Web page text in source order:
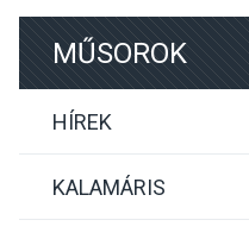
MŰSOROK
HÍREK
KALAMÁRIS